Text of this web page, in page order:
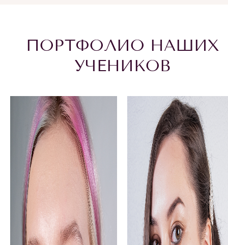
ПОРТФОЛИО НАШИХ
УЧЕНИКОВ